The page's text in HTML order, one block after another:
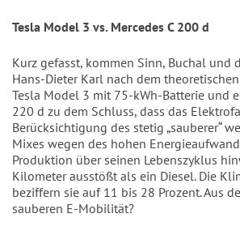
Tesla Model 3 vs. Mercedes C 200 d
Kurz gefasst, kommen Sinn, Buchal und
Hans-Dieter Karl nach dem
Tesla Model 3 mit 75-kWh-Batterie und
220 d zu dem Schluss, dass das
Berücksichtigung des stetig „sauberer“
Mixes wegen des hohen
Produktion über seinen Lebenszyklus
Kilometer ausstößt als ein Diesel. Die
beziffern sie auf 11 bis 28 Prozent. Aus
sauberen E-Mobilität?